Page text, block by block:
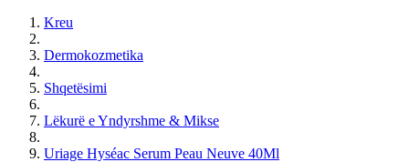
Kreu
Dermokozmetika
Shqetësimi
Lëkurë e Yndyrshme & Mikse
Uriage Hyséac Serum Peau Neuve 40Ml